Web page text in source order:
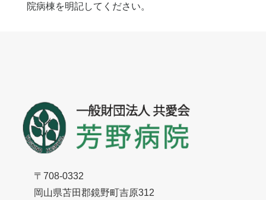
院病棟を明記してください。
〒708-0332
岡山県苫田郡鏡野町吉原312